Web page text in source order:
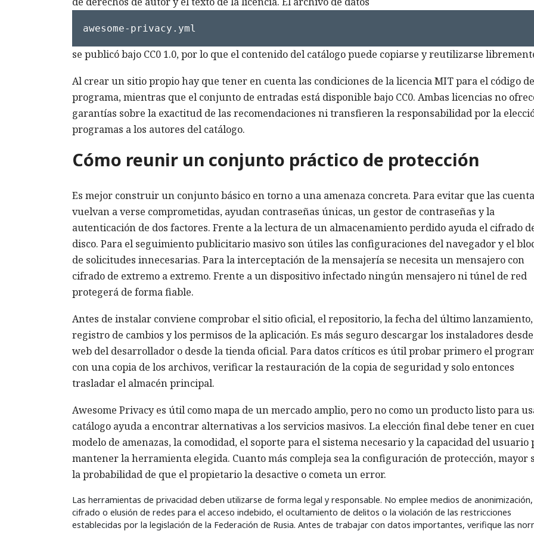
awesome-privacy.yml
se publicó bajo CC0 1.0, por lo que el contenido del catálogo puede copiarse y reutilizarse
Al crear un sitio propio hay que tener en cuenta las condiciones de la licencia MIT para el código
programa, mientras que el conjunto de entradas está disponible bajo CC0. Ambas licencias no
garantías sobre la exactitud de las recomendaciones ni transfieren la responsabilidad por la
programas a los autores del catálogo.
Cómo reunir un conjunto práctico de protección
Es mejor construir un conjunto básico en torno a una amenaza concreta. Para evitar que las
vuelvan a verse comprometidas, ayudan contraseñas únicas, un gestor de contraseñas y la
autenticación de dos factores. Frente a la lectura de un almacenamiento perdido ayuda el cifrado
disco. Para el seguimiento publicitario masivo son útiles las configuraciones del navegador y el
de solicitudes innecesarias. Para la interceptación de la mensajería se necesita un mensajero con
cifrado de extremo a extremo. Frente a un dispositivo infectado ningún mensajero ni túnel de red
protegerá de forma fiable.
Antes de instalar conviene comprobar el sitio oficial, el repositorio, la fecha del último
registro de cambios y los permisos de la aplicación. Es más seguro descargar los instaladores
web del desarrollador o desde la tienda oficial. Para datos críticos es útil probar primero el
con una copia de los archivos, verificar la restauración de la copia de seguridad y solo entonces
trasladar el almacén principal.
Awesome Privacy es útil como mapa de un mercado amplio, pero no como un producto listo para
catálogo ayuda a encontrar alternativas a los servicios masivos. La elección final debe tener en
modelo de amenazas, la comodidad, el soporte para el sistema necesario y la capacidad del usuario
mantener la herramienta elegida. Cuanto más compleja sea la configuración de protección, mayor
la probabilidad de que el propietario la desactive o cometa un error.
Las herramientas de privacidad deben utilizarse de forma legal y responsable. No emplee medios de anonimización,
cifrado o elusión de redes para el acceso indebido, el ocultamiento de delitos o la violación de las restricciones
establecidas por la legislación de la Federación de Rusia. Antes de trabajar con datos importantes, verifique las